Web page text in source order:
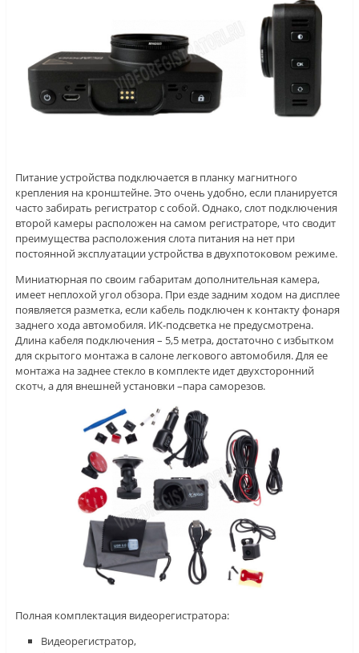
Питание устройства подключается в планку магнитного
крепления на кронштейне. Это очень удобно, если планируется
часто забирать регистратор с собой. Однако, слот подключения
второй камеры расположен на самом регистраторе, что сводит
преимущества расположения слота питания на нет при
постоянной эксплуатации устройства в двухпотоковом режиме.
Миниатюрная по своим габаритам дополнительная камера,
имеет неплохой угол обзора. При езде задним ходом на дисплее
появляется разметка, если кабель подключен к контакту фонаря
заднего хода автомобиля. ИК-подсветка не предусмотрена.
Длина кабеля подключения – 5,5 метра, достаточно с избытком
для скрытого монтажа в салоне легкового автомобиля. Для ее
монтажа на заднее стекло в комплекте идет двухсторонний
скотч, а для внешней установки –пара саморезов.
Полная комплектация видеорегистратора:
Видеорегистратор,